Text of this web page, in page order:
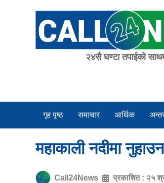
२४सै घण्टा तपाईको
गृह पृष्ठ समाचार आर्थिक
महाकाली नदीमा
Call24News प्रकाशित : २५